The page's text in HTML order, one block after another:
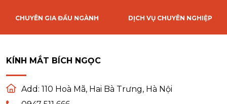
CHUYÊN GIA ĐẦU NGÀNH DỊCH VỤ CHUYÊN NGHIỆP
KÍNH MẮT BÍCH NGỌC
Add: 110 Hoà Mã, Hai Bà Trưng, Hà Nội